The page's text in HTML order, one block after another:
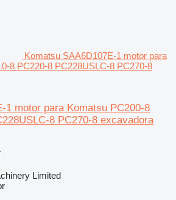
Komatsu SAA6D107E-1 motor para
8 PC220-8 PC228USLC-8 PC270-8
1 motor para Komatsu PC200-8
8 PC270-8 excavadora
Limited